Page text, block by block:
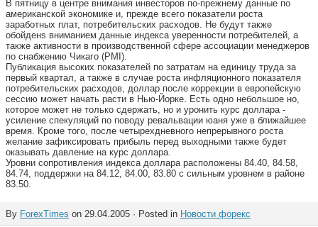
В пятницу в центре внимания инвесторов по-прежнему данные по
американской экономике и, прежде всего показатели роста
заработных плат, потребительских расходов. Не будут также
обойденs вниманием данные индекса уверенности потребителей, а
также активности в производственной сфере ассоциации менеджеров
по снабжению Чикаго (PMI).
Публикация высоких показателей по затратам на единицу труда за
первый квартал, а также в случае роста инфляционного показателя
потребительских расходов, доллар после коррекции в европейскую
сессию может начать расти в Нью-Йорке. Есть одно небольшое но,
которое может не только сдержать, но и уронить курс доллара -
усиление спекуляций по поводу ревальвации юаня уже в ближайшее
время. Кроме того, после четырехдневного непрерывного роста
желание зафиксировать прибыль перед выходными также будет
оказывать давление на курс доллара.
Уровни сопротивления индекса доллара расположены 84.40, 84.58,
84.74, поддержки на 84.12, 84.00, 83.80 с сильным уровнем в районе
83.50.
By ForexTimes on 29.04.2005 · Posted in Новости форекс